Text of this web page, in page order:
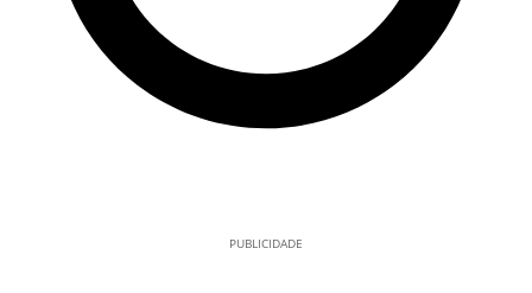
PUBLICIDADE